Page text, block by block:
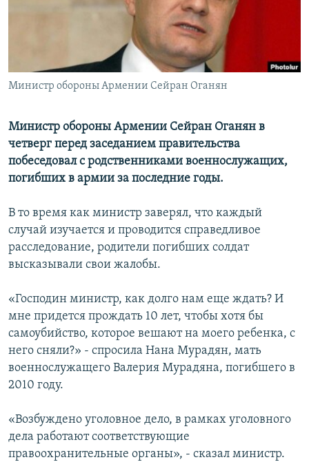
Русский
Министр обороны Армении Сейран Оганян
Министр обороны Армении Сейран Оганян в
четверг перед заседанием правительства
побеседовал с родственниками военнослужащих,
погибших в армии за последние годы.
В то время как министр заверял, что каждый
случай изучается и проводится справедливое
расследование, родители погибших солдат
высказывали свои жалобы.
«Господин министр, как долго нам еще ждать? И
мне придется прождать 10 лет, чтобы хотя бы
самоубийство, которое вешают на моего ребенка, с
него сняли?» - спросила Нана Мурадян, мать
военнослужащего Валерия Мурадяна, погибшего в
2010 году.
«Возбуждено уголовное дело, в рамках уголовного
дела работают соответствующие
правоохранительные органы», - сказал министр.